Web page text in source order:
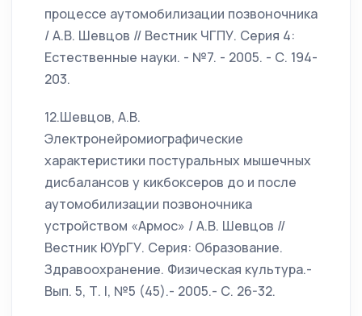
процессе аутомобилизации позвоночника
/ А.В. Шевцов // Вестник ЧГПУ. Серия 4:
Естественные науки. - №7. - 2005. - С. 194-
203.
12.Шевцов, А.В.
Электронейромиографические
характеристики постуральных мышечных
дисбалансов у кикбоксеров до и после
аутомобилизации позвоночника
устройством «Армос» / А.В. Шевцов //
Вестник ЮУрГУ. Серия: Образование.
Здравоохранение. Физическая культура.-
Вып. 5, Т. I, №5 (45).- 2005.- С. 26-32.